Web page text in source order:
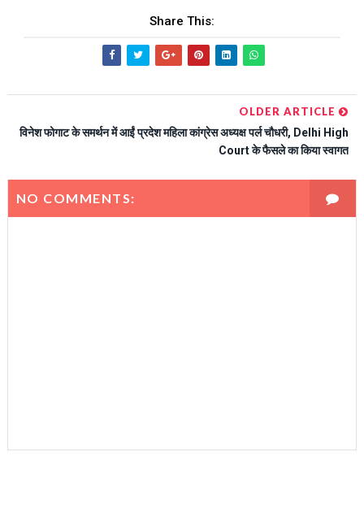
Share This:
OLDER ARTICLE
विनेश फोगाट के समर्थन में आईं प्रदेश महिला कांग्रेस अध्यक्ष पर्ल चौधरी, Delhi High
Court के फैसले का किया स्वागत
NO COMMENTS: